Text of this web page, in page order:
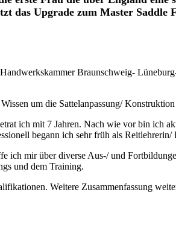
das Upgrade zum Master Saddle
Braunschweig-
um die Sattelanpassung/
ich mit 7 Jahren. Nach wie vor bin ich
begann ich sehr früh als
ich mir über diverse Aus-/ und
und dem Training.
Weitere Zusammenfassung